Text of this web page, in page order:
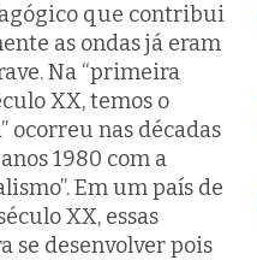
que contribui
as ondas já eram
Na “primeira
XX, temos o
ocorreu nas décadas
1980 com a
Em um país de
XX, essas
se desenvolver pois